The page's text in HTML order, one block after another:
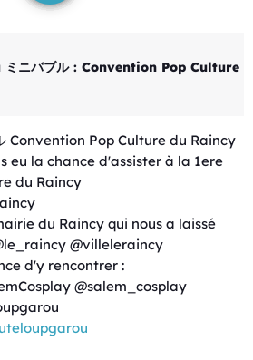
Convention Pop Culture du Raincy
eu la chance d'assister à la 1ere
du Raincy
du Raincy qui nous a laissé
@villeleraincy
d'y rencontrer :
@salem_cosplay